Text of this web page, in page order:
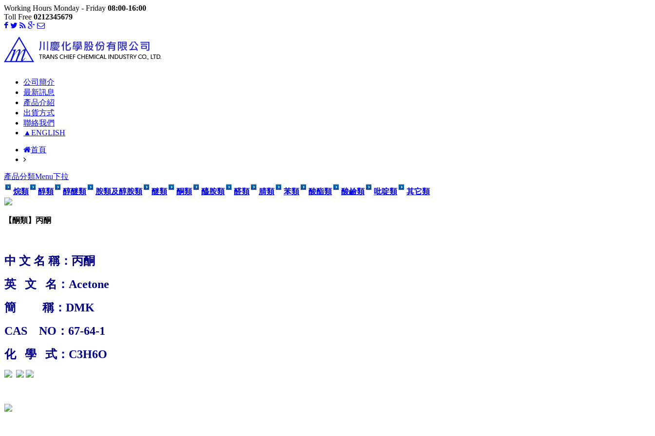
Working Hours Monday - Friday 08:00-16:00
Toll Free 0212345679
公司簡介
最新訊息
產品介紹
出貨方式
聯絡我們
▲ENGLISH
首頁
產品分類Menu下拉
烷類
醇類 醇醚類 胺類及醇胺類 醚類 酮類 醯胺類 醛類 腈類 苯類 酸酯類 酸鹼類 吡啶類 其它類
【酮類】丙酮
中 文 名 稱： 丙酮
英 文 名： Acetone
簡 稱：DMK
CAS NO：67-64-1
化 學 式： C3H6O